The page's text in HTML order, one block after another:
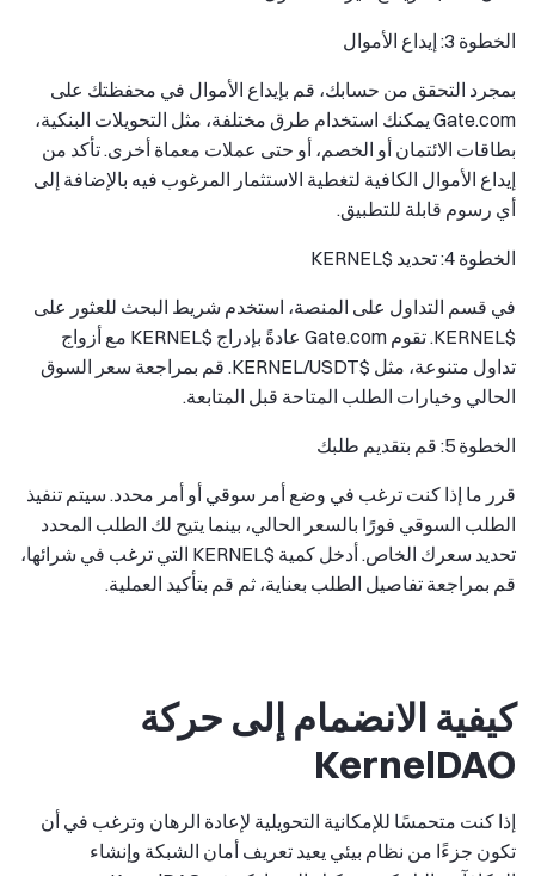
الخطوة 3: إيداع الأموال
بمجرد التحقق من حسابك، قم بإيداع الأموال في محفظتك على
Gate.com يمكنك استخدام طرق مختلفة، مثل التحويلات البنكية،
بطاقات الائتمان أو الخصم، أو حتى عملات معماة أخرى. تأكد من
إيداع الأموال الكافية لتغطية الاستثمار المرغوب فيه بالإضافة إلى
أي رسوم قابلة للتطبيق.
الخطوة 4: تحديد $KERNEL
في قسم التداول على المنصة، استخدم شريط البحث للعثور على
$KERNEL. تقوم Gate.com عادةً بإدراج $KERNEL مع أزواج
تداول متنوعة، مثل $KERNEL/USDT. قم بمراجعة سعر السوق
الحالي وخيارات الطلب المتاحة قبل المتابعة.
الخطوة 5: قم بتقديم طلبك
قرر ما إذا كنت ترغب في وضع أمر سوقي أو أمر محدد. سيتم تنفيذ
الطلب السوقي فورًا بالسعر الحالي، بينما يتيح لك الطلب المحدد
تحديد سعرك الخاص. أدخل كمية $KERNEL التي ترغب في شرائها،
قم بمراجعة تفاصيل الطلب بعناية، ثم قم بتأكيد العملية.
كيفية الانضمام إلى حركة
KernelDAO
إذا كنت متحمسًا للإمكانية التحويلية لإعادة الرهان وترغب في أن
تكون جزءًا من نظام بيئي يعيد تعريف أمان الشبكة وإنشاء